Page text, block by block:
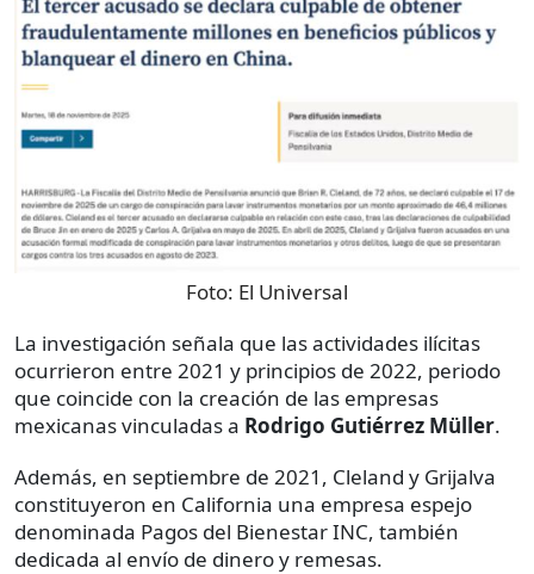
Foto: El Universal
La investigación señala que las actividades ilícitas
ocurrieron entre 2021 y principios de 2022, periodo
que coincide con la creación de las empresas
mexicanas vinculadas a Rodrigo Gutiérrez Müller.
Además, en septiembre de 2021, Cleland y Grijalva
constituyeron en California una empresa espejo
denominada Pagos del Bienestar INC, también
dedicada al envío de dinero y remesas.